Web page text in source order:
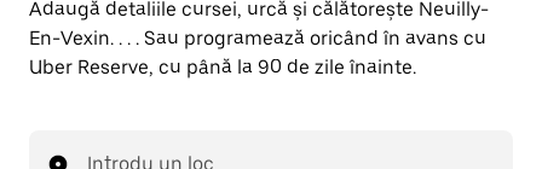
Adaugă detaliile cursei, urcă și călătorește Neuilly-
En-Vexin. . . . Sau programează oricând în avans cu
Uber Reserve, cu până la 90 de zile înainte.
Introdu un loc